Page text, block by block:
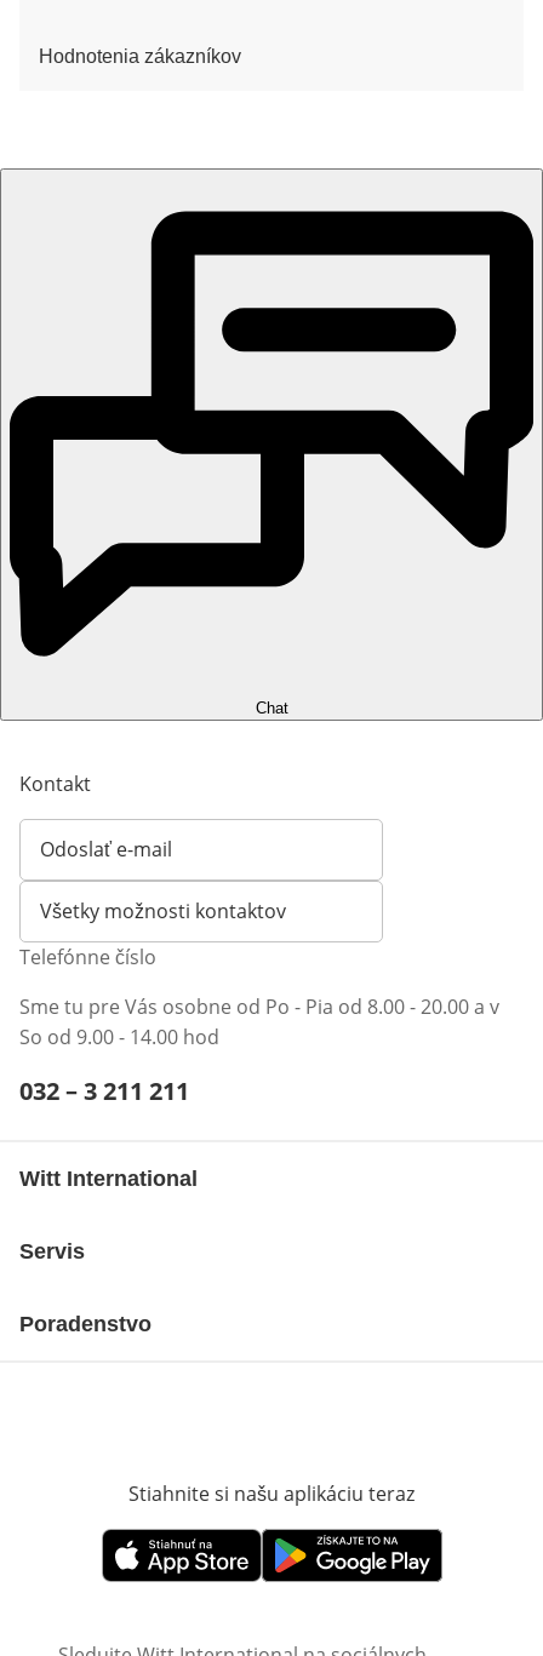
Hodnotenia zákazníkov
Chat
Kontakt
Odoslať e-mail
Otvorí e-mailového klienta
Všetky možnosti kontaktov
Telefónne číslo
Sme tu pre Vás osobne od Po - Pia od 8.00 - 20.00 a v
So od 9.00 - 14.00 hod
Telefónne číslo:
032 – 3 211 211
Witt International
Servis
Poradenstvo
Stiahnite si našu aplikáciu teraz
Otvorí sa vnovom okneOtvorí sa vnovom okne